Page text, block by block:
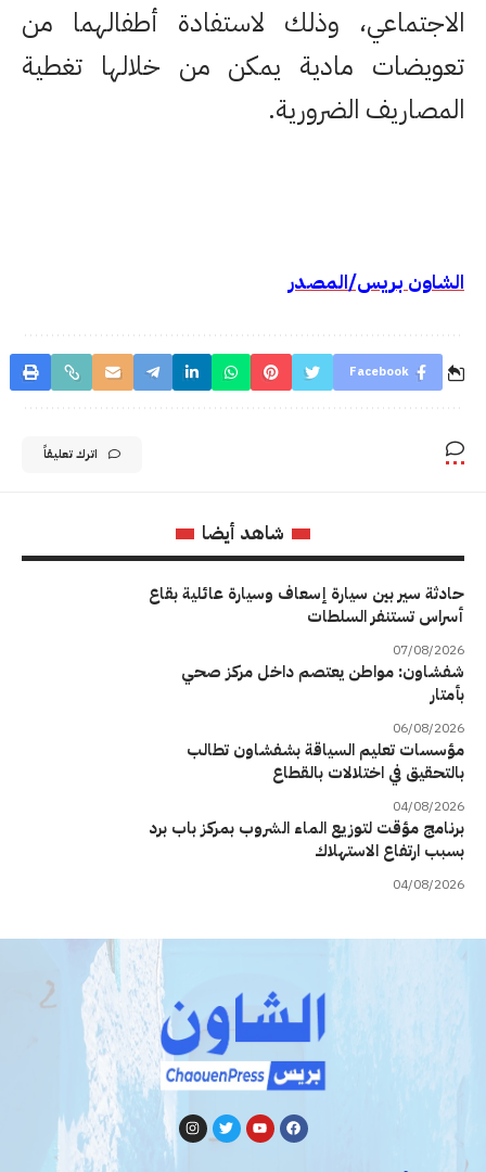
الاجتماعي، وذلك لاستفادة أطفالهما من
تعويضات مادية يمكن من خلالها تغطية
المصاريف الضرورية.
الشاون بريس/المصدر
Facebook
اترك تعليقاً
شاهد أيضا
حادثة سير بين سيارة إسعاف وسيارة عائلية بقاع
أسراس تستنفر السلطات
07/08/2026
شفشاون: مواطن يعتصم داخل مركز صحي
بأمتار
06/08/2026
مؤسسات تعليم السياقة بشفشاون تطالب
بالتحقيق في اختلالات بالقطاع
04/08/2026
برنامج مؤقت لتوزيع الماء الشروب بمركز باب برد
بسبب ارتفاع الاستهلاك
04/08/2026